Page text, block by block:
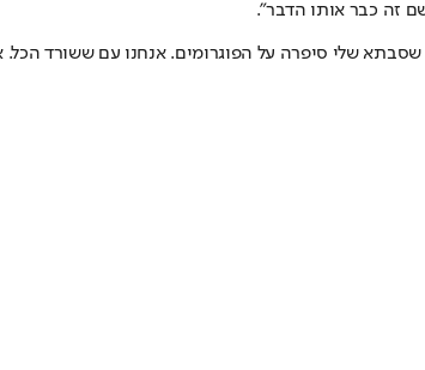
זה כבר אותו הדבר".
אותי לסיפורים שסבתא שלי סיפרה על הפוגרומים. אנחנו